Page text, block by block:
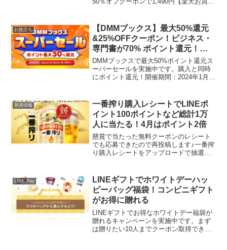
6種6個入り チー...
お役立ち
【DMMブックス】最大50%還元
&25%OFFクーポン！ビジネス・
専門書が70% ポイント還元！オ
ンクレ無料登録でタダポチできる
♪
DMMブックスで最大50%ポイント還元ス
ーパーセールを実施中です。購入と同時
にポイント還元！開催期間：2024年1月
書や専門書が70%ポイント還元 PHP研...
懸賞情報
一番搾り購入レシートでLINEポ
イント100ポイントなど総計1万
人に当たる！4月はポイント2倍
懸賞で当たった無料クーポンのレシート
でも応募できたので再投稿します♪一番搾
り購入レシートをアップロードで抽選で
ルが2倍！応募シール1枚でLINEポイント
100...
LINE Pay
LINEギフトでホワイトデーハッ
ピーバッグ福袋！コンビニギフト
がお得に贈れる
LINEギフトでお得なホワイトデー福袋が
贈れるキャンペーンを実施中です。まず
は贈りたい10人までクーポン取得できま